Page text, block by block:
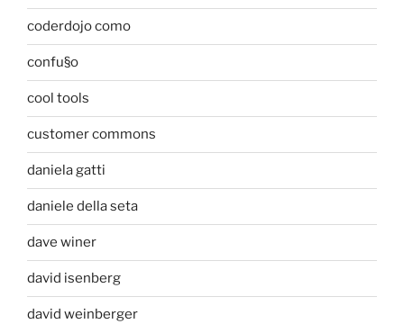
coderdojo como
confu§o
cool tools
customer commons
daniela gatti
daniele della seta
dave winer
david isenberg
david weinberger